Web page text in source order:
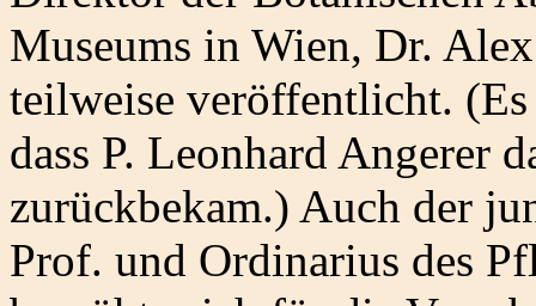
Museums in Wien, Dr.
teilweise veröffentlicht.
dass P. Leonhard Angerer
zurückbekam.) Auch der
Prof. und Ordinarius des